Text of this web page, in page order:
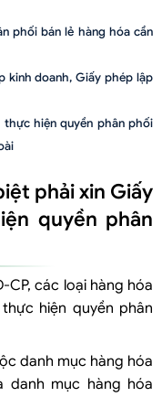
phối bán lẻ hàng hóa cần
kinh doanh, Giấy phép lập
hiện quyền phân phối
lẻ của công ty có vốn đầu tư
ty vốn nước ngoài
sở bán lẻ thứ nhất
phải xin Giấy
quyền phân
CP, các loại hàng hóa
hiện quyền phân
danh mục hàng hóa
danh mục hàng hóa